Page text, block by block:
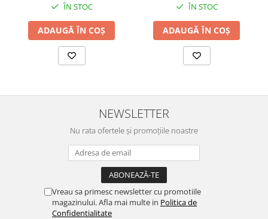
ÎN STOC
ADAUGĂ ÎN COȘ
ÎN STOC
ADAUGĂ ÎN COȘ
NEWSLETTER
Nu rata ofertele și promoțiile noastre
Vreau sa primesc newsletter cu promotiile
magazinului. Afla mai multe in Politica de
Confidentialitate